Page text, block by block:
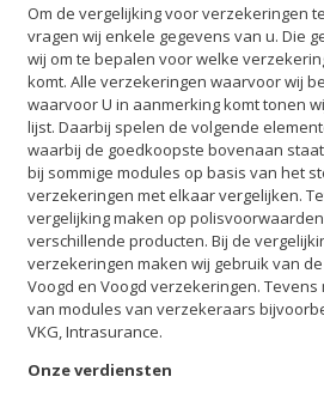
Om de vergelijking voor verzekeringen
vragen wij enkele gegevens van u. Die
wij om te bepalen voor welke
komt. Alle verzekeringen waarvoor wij
waarvoor U in aanmerking komt tonen
lijst. Daarbij spelen de volgende
waarbij de goedkoopste bovenaan
bij sommige modules op basis van het
verzekeringen met elkaar vergelijken.
vergelijking maken op
verschillende producten. Bij de
verzekeringen maken wij gebruik van
Voogd en Voogd verzekeringen.
van modules van verzekeraars
VKG, Intrasurance.
Onze verdiensten